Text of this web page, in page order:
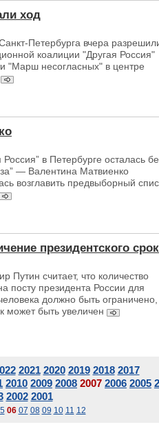
ход
Петербурга вчера
коалиции "Другая Россия"
"Марш несогласных" в центре
Россия” в Петербурге осталась
— Валентина Матвиенко
возглавить предвыборный
президентского
Путин считает, что количество
посту президента России для
должно быть
может быть увеличен
2021 2020 2019 2018 2017
2010 2009 2008 2007 2006 2005
2002 2001
06 07 08 09 10 11 12